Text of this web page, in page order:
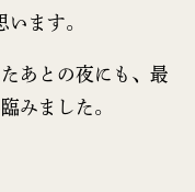
ます。
あとの夜にも、最
みました。